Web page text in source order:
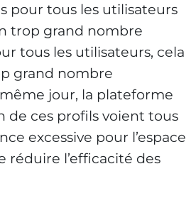
pour tous les utilisateurs
trop grand nombre
tous les utilisateurs, cela
grand nombre
jour, la plateforme
de ces profils voient tous
excessive pour l’espace
réduire l’efficacité des